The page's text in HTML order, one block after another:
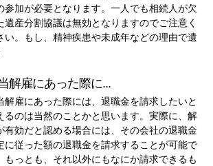
参加が必要となります。一人でも相続人が欠
遺産分割協議は無効となりますのでご注意く
い。もし、精神疾患や未成年などの理由で遺
解雇にあった際に...
解雇にあった際には、退職金を請求したいと
るのは当然のことかと思います。実際に、解
有効だと認める場合には、その会社の退職金
に従った額の退職金を請求することが可能で
もっとも、それ以外にもなにか請求できるも